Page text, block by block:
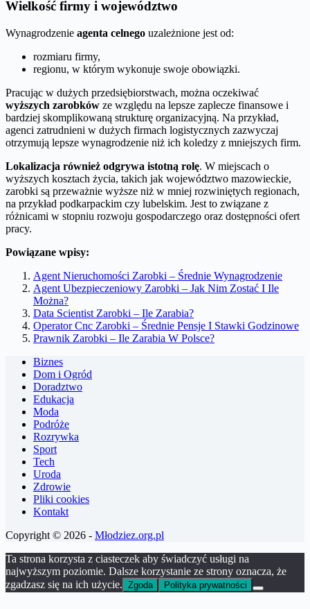
Wielkość firmy i województwo
Wynagrodzenie agenta celnego uzależnione jest od:
rozmiaru firmy,
regionu, w którym wykonuje swoje obowiązki.
Pracując w dużych przedsiębiorstwach, można oczekiwać
wyższych zarobków ze względu na lepsze zaplecze finansowe i
bardziej skomplikowaną strukturę organizacyjną. Na przykład,
agenci zatrudnieni w dużych firmach logistycznych zazwyczaj
otrzymują lepsze wynagrodzenie niż ich koledzy z mniejszych firm.
Lokalizacja również odgrywa istotną rolę. W miejscach o
wyższych kosztach życia, takich jak województwo mazowieckie,
zarobki są przeważnie wyższe niż w mniej rozwiniętych regionach,
na przykład podkarpackim czy lubelskim. Jest to związane z
różnicami w stopniu rozwoju gospodarczego oraz dostępności ofert
pracy.
Powiązane wpisy:
Agent Nieruchomości Zarobki – Średnie Wynagrodzenie
Agent Ubezpieczeniowy Zarobki – Jak Nim Zostać I Ile
Można?
Data Scientist Zarobki – Ile Zarabia?
Operator Cnc Zarobki – Średnie Pensje I Stawki Godzinowe
Prawnik Zarobki – Ile Zarabia W Polsce?
Biznes
Dom i Ogród
Doradztwo
Edukacja
Moda
Podróże
Rozrywka
Sport
Tech
Uroda
Zdrowie
Pliki cookies
Kontakt
Copyright © 2026 - Młodziez.org.pl
Ta strona korzysta z ciasteczek aby świadczyć usługi na
najwyższym poziomie. Dalsze korzystanie ze strony oznacza, że
zgadzasz się na ich użycie. Zgoda Polityka prywatności